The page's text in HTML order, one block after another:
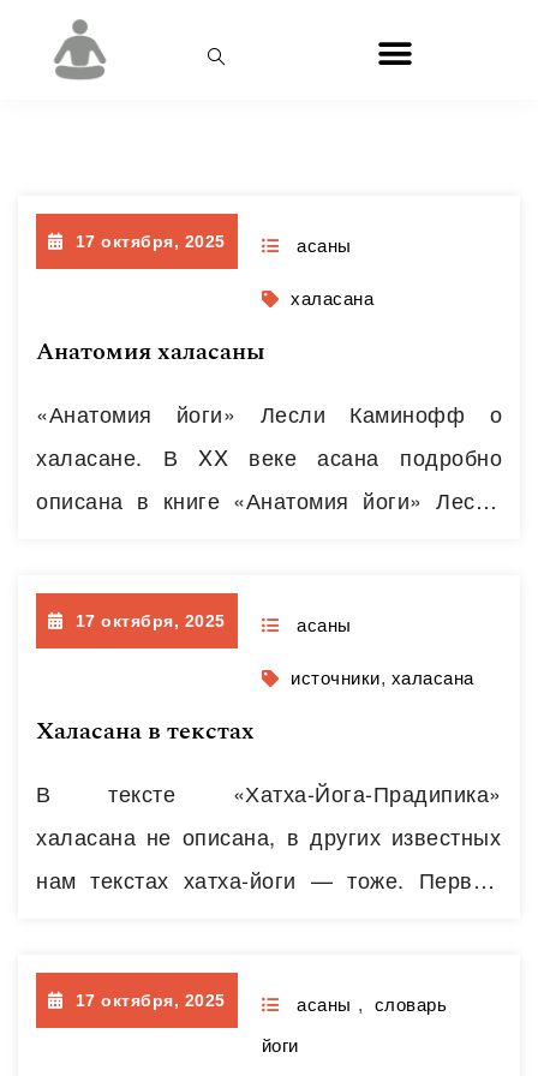
17 октября, 2025 асаны
халасана
Анатомия халасаны
«Анатомия йоги» Лесли Каминофф о
халасане. В XX веке асана подробно
описана в книге «Анатомия йоги» Лесли
иллюстрацию.. Работающие мышцы в
халасане ∎ большая и малая задние
прямые мышцы головы, ∎ верхняя и
нижняя косые мышцы головы (действуют
∎ передняя зубчатая мышца; ∎
клювовидно-плечевая мышца; ∎ большая
и… Читать далее
17 октября, 2025 асаны
источники, халасана
Халасана в текстах
В тексте «Хатха-Йога-Прадипика»
халасана не описана, в других известных
нам текстах хатха-йоги — тоже. Первые
веке в книгах Айенгара «Свет Йоги, Шри
Йогендра «Личная гигиена Йога», «Йога-
Макаранда» Шри Т. Кришнамачарьи. Такие
17 октября, 2025 асаны ,
словарь
йоги